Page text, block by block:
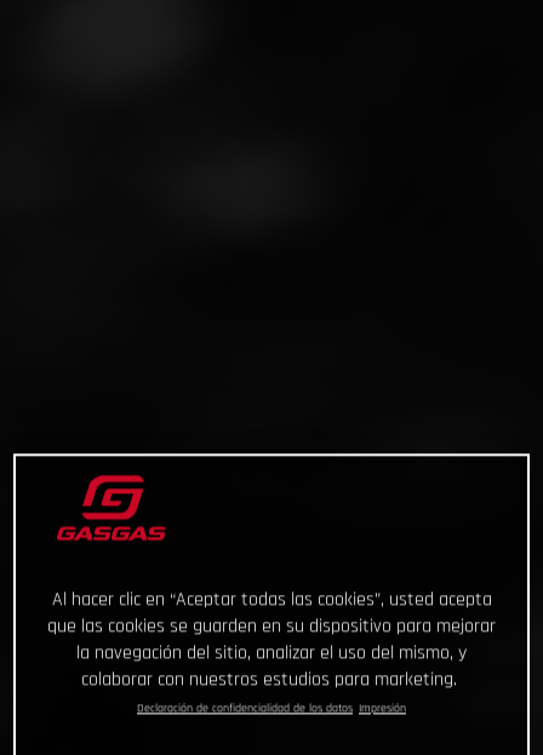
Al hacer clic en “Aceptar todas las cookies”, usted acepta
que las cookies se guarden en su dispositivo para mejorar
la navegación del sitio, analizar el uso del mismo, y
colaborar con nuestros estudios para marketing.
Declaración de confidencialidad de los datos Impresión